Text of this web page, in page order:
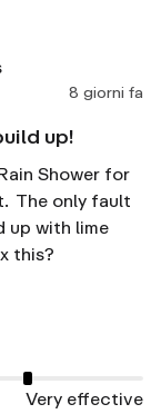
8 giorni fa
up!
Shower for
The only fault
up with lime
this?
Very effective